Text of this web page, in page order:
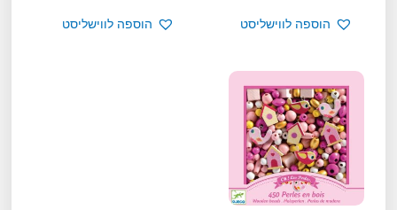
הוספה לווישליסט הוספה לווישליסט